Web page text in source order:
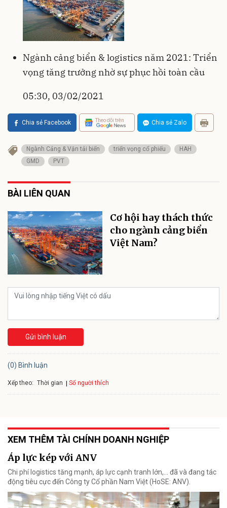
Ngành cảng biển & logistics năm 2021: Triển
vọng tăng trưởng nhờ sự phục hồi toàn cầu
05:30, 03/02/2021
Chia sẻ Facebook Theo dõi trên Chia sẻ Zalo
Ngành Cảng & Vận tải biển triển vọng cổ phiếu
HAH
GMD
PVT
BÀI LIÊN QUAN
Cơ hội hay thách thức
cho ngành cảng biển
Việt Nam?
Gửi bình luận
(0) Bình luận
Xếp theo: Thời gian Số người thích
XEM THÊM TÀI CHÍNH DOANH NGHIỆP
Áp lực kép với ANV
Chi phí logistics tăng mạnh, áp lực cạnh tranh lớn,... đã và đang tác
động tiêu cực đến Công ty Cổ phần Nam Việt (HoSE: ANV).